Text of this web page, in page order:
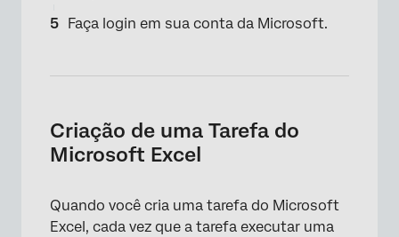
Faça login em sua conta da Microsoft.
Criação de uma Tarefa do
Microsoft Excel
Quando você cria uma tarefa do Microsoft
Excel, cada vez que a tarefa executar uma